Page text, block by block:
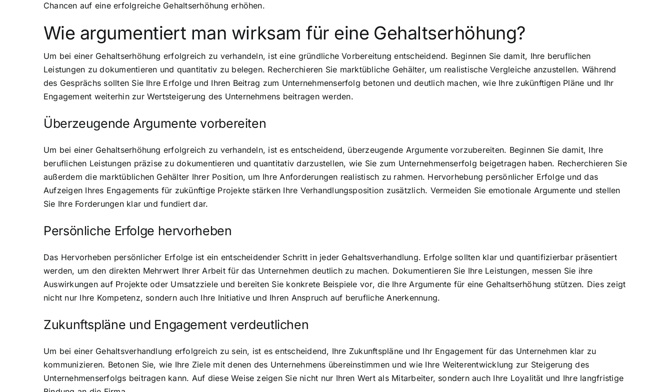
Chancen auf eine erfolgreiche Gehaltserhöhung erhöhen.
Wie argumentiert man wirksam für eine Gehaltserhöhung?
Um bei einer Gehaltserhöhung erfolgreich zu verhandeln, ist eine gründliche Vorbereitung entscheidend. Beginnen Sie damit, Ihre beruflichen
Leistungen zu dokumentieren und quantitativ zu belegen. Recherchieren Sie marktübliche Gehälter, um realistische Vergleiche anzustellen. Während
des Gesprächs sollten Sie Ihre Erfolge und Ihren Beitrag zum Unternehmenserfolg betonen und deutlich machen, wie Ihre zukünftigen Pläne und Ihr
Engagement weiterhin zur Wertsteigerung des Unternehmens beitragen werden.
Überzeugende Argumente vorbereiten
Um bei einer Gehaltserhöhung erfolgreich zu verhandeln, ist es entscheidend, überzeugende Argumente vorzubereiten. Beginnen Sie damit, Ihre
beruflichen Leistungen präzise zu dokumentieren und quantitativ darzustellen, wie Sie zum Unternehmenserfolg beigetragen haben. Recherchieren Sie
außerdem die marktüblichen Gehälter Ihrer Position, um Ihre Anforderungen realistisch zu rahmen. Hervorhebung persönlicher Erfolge und das
Aufzeigen Ihres Engagements für zukünftige Projekte stärken Ihre Verhandlungsposition zusätzlich. Vermeiden Sie emotionale Argumente und stellen
Sie Ihre Forderungen klar und fundiert dar.
Persönliche Erfolge hervorheben
Das Hervorheben persönlicher Erfolge ist ein entscheidender Schritt in jeder Gehaltsverhandlung. Erfolge sollten klar und quantifizierbar präsentiert
werden, um den direkten Mehrwert Ihrer Arbeit für das Unternehmen deutlich zu machen. Dokumentieren Sie Ihre Leistungen, messen Sie ihre
Auswirkungen auf Projekte oder Umsatzziele und bereiten Sie konkrete Beispiele vor, die Ihre Argumente für eine Gehaltserhöhung stützen. Dies zeigt
nicht nur Ihre Kompetenz, sondern auch Ihre Initiative und Ihren Anspruch auf berufliche Anerkennung.
Zukunftspläne und Engagement verdeutlichen
Um bei einer Gehaltsverhandlung erfolgreich zu sein, ist es entscheidend, Ihre Zukunftspläne und Ihr Engagement für das Unternehmen klar zu
kommunizieren. Betonen Sie, wie Ihre Ziele mit denen des Unternehmens übereinstimmen und wie Ihre Weiterentwicklung zur Steigerung des
Unternehmenserfolgs beitragen kann. Auf diese Weise zeigen Sie nicht nur Ihren Wert als Mitarbeiter, sondern auch Ihre Loyalität und Ihre langfristige